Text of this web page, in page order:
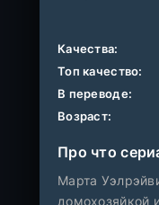
Качества:
Топ качество:
В переводе:
Возраст:
Про что
Марта
домохозяйкой